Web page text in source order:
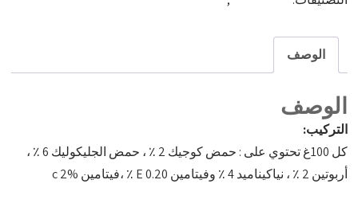
الوصف
الوصف
التركيب:
كل 100غ تحتوي على : حمض كوجيك 2 ٪ ، حمض الجليكوليك 6 ٪ ،
أربوتين 2 ٪ ، نياكيناميد 4 ٪ وفيتامين E 0.20 ٪ ،فيتامين c 2%